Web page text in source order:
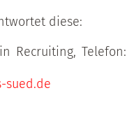
diese:
Recruiting, Telefon:
sued.de